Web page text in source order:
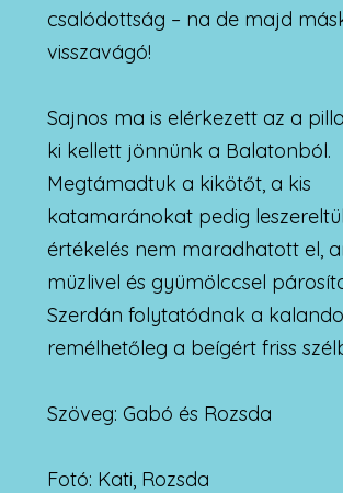
csalódottság – na de majd
visszavágó!
Sajnos ma is elérkezett az a
ki kellett jönnünk a Balatonból.
Megtámadtuk a kikötőt, a kis
katamaránokat pedig
értékelés nem maradhatott el,
müzlivel és gyümölccsel
Szerdán folytatódnak a
remélhetőleg a beígért friss
Szöveg: Gabó és Rozsda
Fotó: Kati, Rozsda